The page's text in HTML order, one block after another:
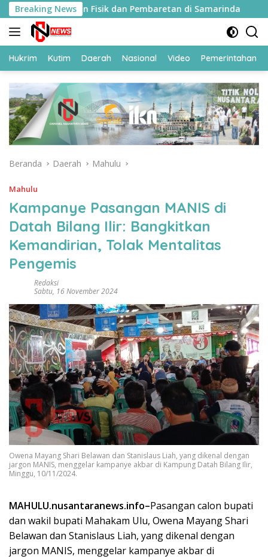
Langsung
ke
konten
Breaking News
Pembinaan Fisik dan Pembaretan di Samarinda
Hukrim Kutim Daerah Nasional Video Pemerintahan
Beranda Daerah Mahulu
Mahulu
Kampanye Pasangan MANIS di
Datah Bilang Ilir: Bangkitkan
Kemandirian, Tolak Mentalitas
Pengemis
Redaksi
Sabtu, 16 November 2024
Owena Mayang Shari Belawan dan Stanislaus Liah, yang dikenal dengan
jargon MANIS, menggelar kampanye akbar di Kampung Datah Bilang Ilir,
Minggu, 10/11/2024.
MAHULU.nusantaranews.info–Pasangan calon bupati
dan wakil bupati Mahakam Ulu, Owena Mayang Shari
Belawan dan Stanislaus Liah, yang dikenal dengan
jargon MANIS, menggelar kampanye akbar di